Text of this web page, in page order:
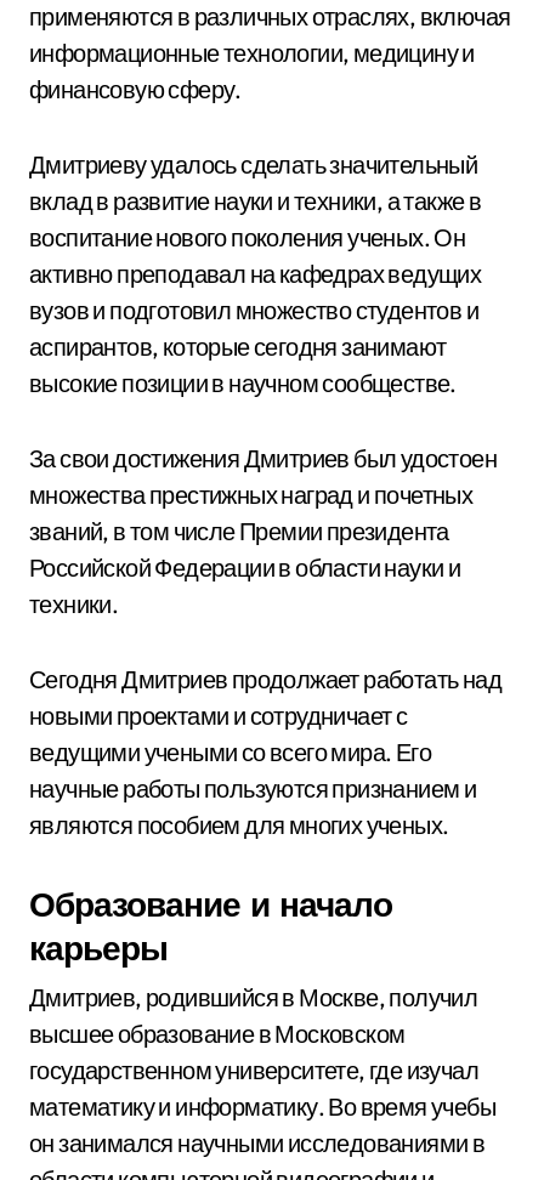
применяются в различных отраслях, включая
информационные технологии, медицину и
финансовую сферу.
Дмитриеву удалось сделать значительный
вклад в развитие науки и техники, а также в
воспитание нового поколения ученых. Он
активно преподавал на кафедрах ведущих
вузов и подготовил множество студентов и
аспирантов, которые сегодня занимают
высокие позиции в научном сообществе.
За свои достижения Дмитриев был удостоен
множества престижных наград и почетных
званий, в том числе Премии президента
Российской Федерации в области науки и
техники.
Сегодня Дмитриев продолжает работать над
новыми проектами и сотрудничает с
ведущими учеными со всего мира. Его
научные работы пользуются признанием и
являются пособием для многих ученых.
Образование и начало
карьеры
Дмитриев, родившийся в Москве, получил
высшее образование в Московском
государственном университете, где изучал
математику и информатику. Во время учебы
он занимался научными исследованиями в